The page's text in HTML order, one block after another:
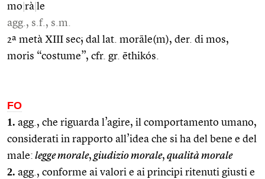
mo rà le
agg., s.f., s.m.
2ª metà XIII sec; dal lat. morāle(m), der. di mos,
moris “costume”, cfr. gr. ēthikós.
FO
1. agg., che riguarda l’agire, il comportamento umano,
considerati in rapporto all’idea che si ha del bene e del
male: legge morale, giudizio morale, qualità morale
2. agg., conforme ai valori e ai principi ritenuti giusti e